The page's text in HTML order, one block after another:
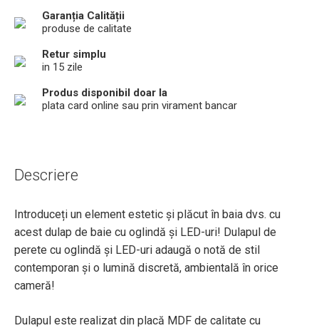
Garanția Calității
produse de calitate
Retur simplu
in 15 zile
Produs disponibil doar la
plata card online sau prin virament bancar
Descriere
Introduceți un element estetic și plăcut în baia dvs. cu
acest dulap de baie cu oglindă și LED-uri! Dulapul de
perete cu oglindă și LED-uri adaugă o notă de stil
contemporan și o lumină discretă, ambientală în orice
cameră!
Dulapul este realizat din placă MDF de calitate cu